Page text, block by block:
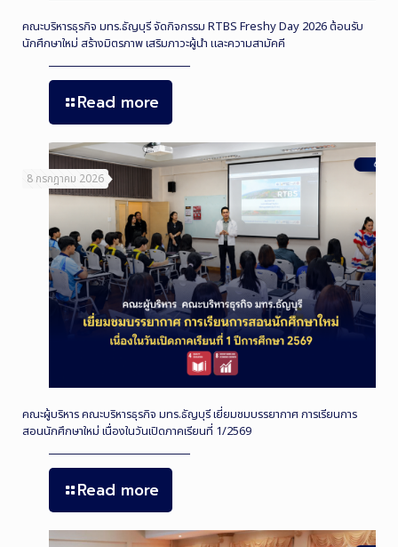
คณะบริหารธุรกิจ มทร.ธัญบุรี จัดกิจกรรม RTBS Freshy Day 2026 ต้อนรับ
นักศึกษาใหม่ สร้างมิตรภาพ เสริมภาวะผู้นำ และความสามัคคี
Read more
8 กรกฎาคม 2026
คณะผู้บริหาร คณะบริหารธุรกิจ มทร.ธัญบุรี เยี่ยมชมบรรยากาศ การเรียนการ
สอนนักศึกษาใหม่ เนื่องในวันเปิดภาคเรียนที่ 1/2569
Read more